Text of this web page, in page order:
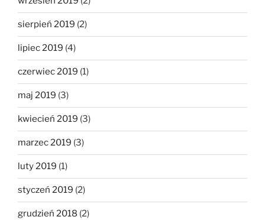
sierpień 2019 (2)
lipiec 2019 (4)
czerwiec 2019 (1)
maj 2019 (3)
kwiecień 2019 (3)
marzec 2019 (3)
luty 2019 (1)
styczeń 2019 (2)
grudzień 2018 (2)